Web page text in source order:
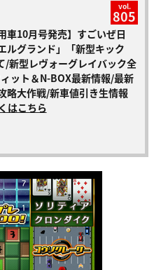
vol.
805
車10月号発売】すごいぜ日
ルグランド」「新型キック
/新型レヴォーグレイバック全
ット＆N-BOX最新情報/最新
略大作戦/新車値引き生情報
はこちら